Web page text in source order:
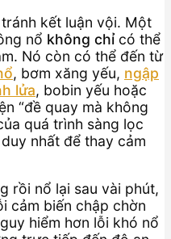
kết luận vội. Một
nổ không chỉcó thể
Nó còn có thể đến từ
, bơm xăng yếu, ngập
lửa, bobin yếu hoặc
“đề quay mà không
quá trình sàng lọc
nhất để thay cảm
rồi nổ lại sau vài phút,
cảm biến chập chờn
hiểm hơn lỗi khó nổ